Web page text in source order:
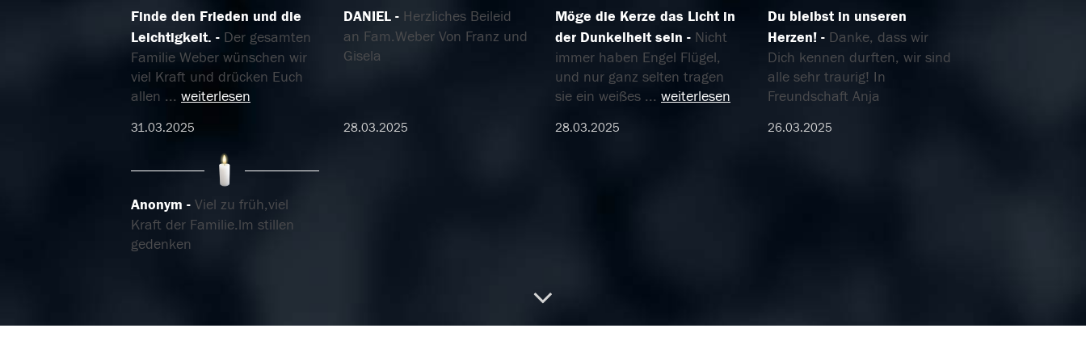
Finde den Frieden und die
Leichtigkeit.
Der gesamten
Familie Weber wünschen wir
viel Kraft und drücken Euch
allen ... weiterlesen
31.03.2025
DANIEL
Herzliches Beileid
an Fam.Weber Von Franz und
Gisela
28.03.2025
Möge die Kerze das Licht in
der Dunkelheit sein
Nicht
immer haben Engel Flügel,
und nur ganz selten tragen
sie ein weißes ... weiterlesen
28.03.2025
Du bleibst in unseren
Herzen!
Danke, dass wir
Dich kennen durften, wir sind
alle sehr traurig! In
Freundschaft Anja
26.03.2025
Anonym
Viel zu früh,viel
Kraft der Familie.lm stillen
gedenken